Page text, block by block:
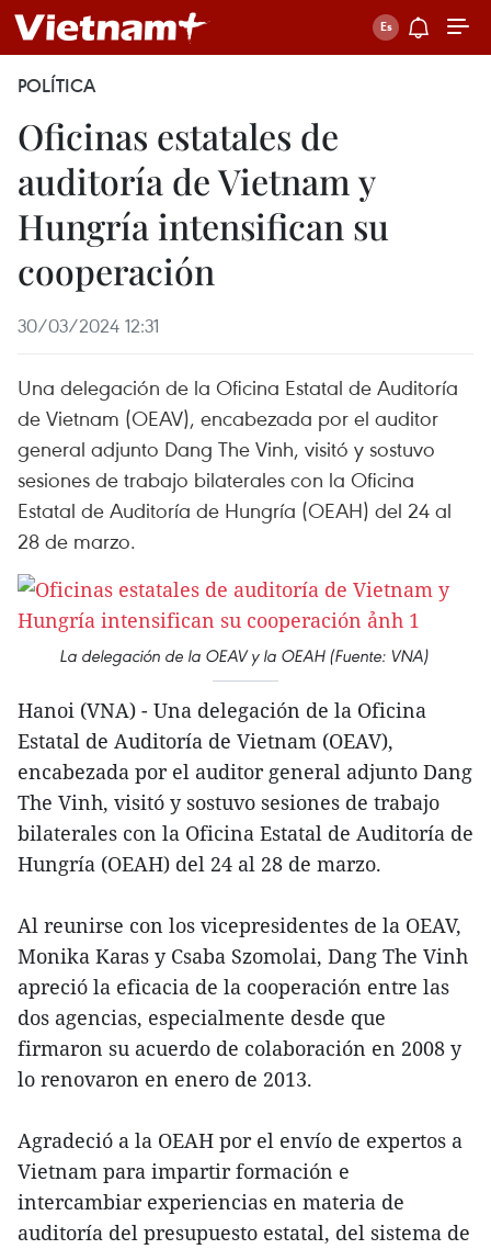
POLÍTICA
Oficinas estatales de
auditoría de Vietnam y
Hungría intensifican su
cooperación
30/03/2024 12:31
Una delegación de la Oficina Estatal de Auditoría
de Vietnam (OEAV), encabezada por el auditor
general adjunto Dang The Vinh, visitó y sostuvo
sesiones de trabajo bilaterales con la Oficina
Estatal de Auditoría de Hungría (OEAH) del 24 al
28 de marzo.
La delegación de la OEAV y la OEAH (Fuente: VNA)
Hanoi (VNA) - Una delegación de la Oficina
Estatal de Auditoría de Vietnam (OEAV),
encabezada por el auditor general adjunto Dang
The Vinh, visitó y sostuvo sesiones de trabajo
bilaterales con la Oficina Estatal de Auditoría de
Hungría (OEAH) del 24 al 28 de marzo.
Al reunirse con los vicepresidentes de la OEAV,
Monika Karas y Csaba Szomolai, Dang The Vinh
apreció la eficacia de la cooperación entre las
dos agencias, especialmente desde que
firmaron su acuerdo de colaboración en 2008 y
lo renovaron en enero de 2013.
Agradeció a la OEAH por el envío de expertos a
Vietnam para impartir formación e
intercambiar experiencias en materia de
auditoría del presupuesto estatal, del sistema de